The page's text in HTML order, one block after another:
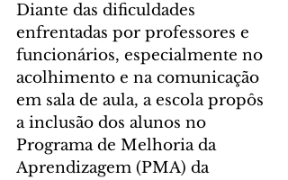
Diante das dificuldades
enfrentadas por professores e
funcionários, especialmente no
acolhimento e na comunicação
em sala de aula, a escola propôs
a inclusão dos alunos no
Programa de Melhoria da
Aprendizagem (PMA) da